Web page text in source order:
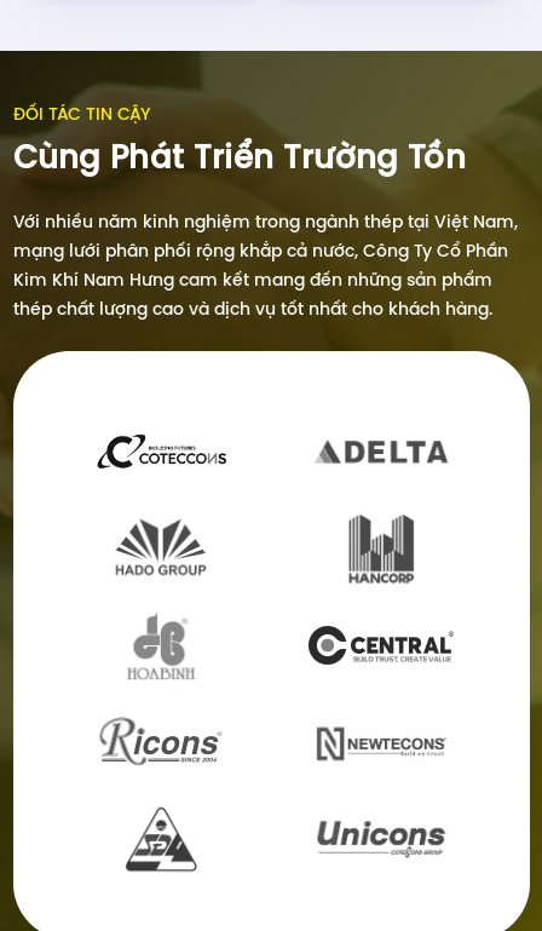
ĐỐI TÁC TIN CẬY
Cùng Phát Triển Trường Tồn
Với nhiều năm kinh nghiệm trong ngành thép tại Việt Nam,
mạng lưới phân phối rộng khắp cả nước, Công Ty Cổ Phần
Kim Khí Nam Hưng cam kết mang đến những sản phẩm
thép chất lượng cao và dịch vụ tốt nhất cho khách hàng.